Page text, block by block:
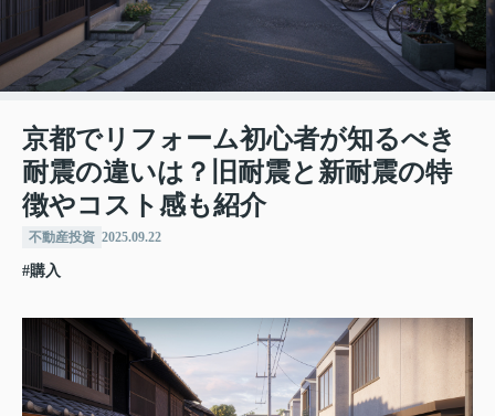
京都でリフォーム初心者が知るべき
耐震の違いは？旧耐震と新耐震の特
徴やコスト感も紹介
不動産投資 2025.09.22
#購入